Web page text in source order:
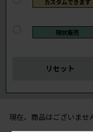
カスタムできます
現状販売
リセット
現在、商品はございませ